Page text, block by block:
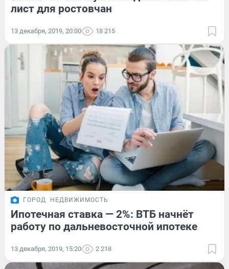
лист для ростовчан
13 декабря, 2019, 20:00 18 215
ГОРОД НЕДВИЖИМОСТЬ
Ипотечная ставка — 2%: ВТБ начнёт
работу по дальневосточной ипотеке
13 декабря, 2019, 15:20 2 218